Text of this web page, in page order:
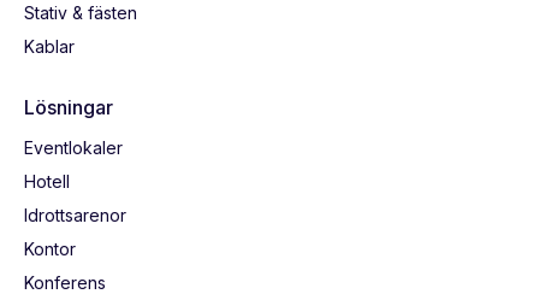
Stativ & fästen
Kablar
Lösningar
Eventlokaler
Hotell
Idrottsarenor
Kontor
Konferens